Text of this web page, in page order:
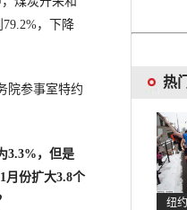
，下降
院参事室特约
3.3%，但是
月份扩大3.8个
热
纽